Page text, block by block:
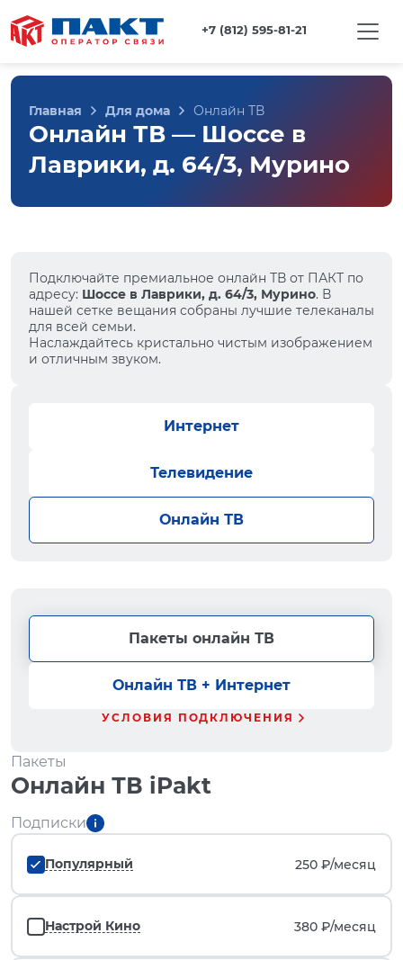
+7 (812) 595-81-21
Главная Для дома Онлайн ТВ
Онлайн ТВ — Шоссе в
Лаврики, д. 64/3, Мурино
Подключайте премиальное онлайн ТВ от ПАКТ по
адресу: Шоссе в Лаврики, д. 64/3, Мурино. В
нашей сетке вещания собраны лучшие телеканалы
для всей семьи.
Наслаждайтесь кристально чистым изображением
и отличным звуком.
Интернет
Телевидение
Онлайн ТВ
Пакеты онлайн ТВ
Онлайн ТВ + Интернет
УСЛОВИЯ ПОДКЛЮЧЕНИЯ
Пакеты
Онлайн ТВ iPakt
Подписки
Популярный 250 ₽/месяц
Настрой Кино 380 ₽/месяц